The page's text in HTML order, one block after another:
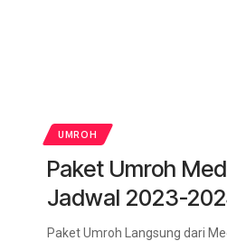
UMROH
Paket Umroh
Jadwal 2023-
Paket Umroh Langsung dari